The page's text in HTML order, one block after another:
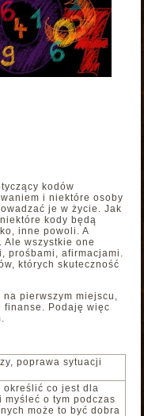
kodów
i niektóre osoby
je w życie. Jak
kody będą
inne powoli. A
wszystkie one
prośbami, afirmacjami.
których skuteczność
pierwszym miejscu,
finanse. Podaję więc
poprawa sytuacji
określić co jest dla
o tym podczas
może to być dobra